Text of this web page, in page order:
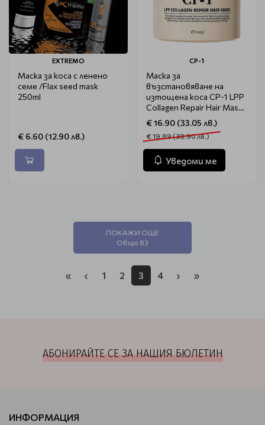
EXTREMO
Маска за коса с ленено
семе /Flax seed mask
250ml
€ 6.60 (12.90 лв.)
CP-1
Маска за
възстановяване на
изтощена коса CP-1 LPP
Collagen Repair Hair Mask
300ml
€ 16.90 (33.05 лв.)
€ 19.89 (38.90 лв.)
Уведоми ме
ПОКАЖИ ОЩЕ
Общо 83
« ‹ 1 2 3 4 › »
АБОНИРАЙТЕ СЕ ЗА НАШИЯ БЮЛЕТИН
ИНФОРМАЦИЯ